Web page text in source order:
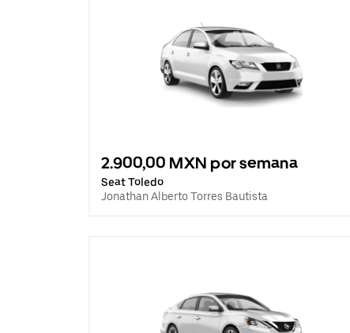
2.900,00 MXN por semana
Seat Toledo
Jonathan Alberto Torres Bautista